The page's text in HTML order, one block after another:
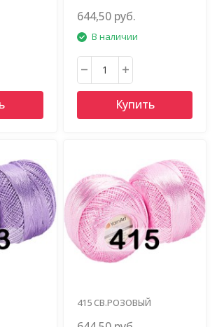
644,50 руб.
В наличии
Купить
415 СВ.РОЗОВЫЙ